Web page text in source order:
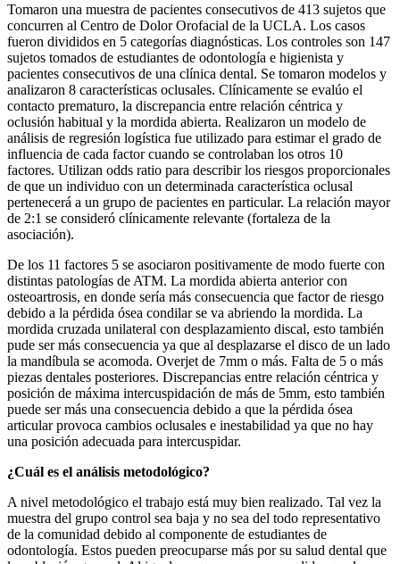
Tomaron una muestra de pacientes consecutivos de 413 sujetos que
concurren al Centro de Dolor Orofacial de la UCLA. Los casos
fueron divididos en 5 categorías diagnósticas. Los controles son 147
sujetos tomados de estudiantes de odontología e higienista y
pacientes consecutivos de una clínica dental. Se tomaron modelos y
analizaron 8 características oclusales. Clínicamente se evalúo el
contacto prematuro, la discrepancia entre relación céntrica y
oclusión habitual y la mordida abierta. Realizaron un modelo de
análisis de regresión logística fue utilizado para estimar el grado de
influencia de cada factor cuando se controlaban los otros 10
factores. Utilizan odds ratio para describir los riesgos proporcionales
de que un individuo con un determinada característica oclusal
pertenecerá a un grupo de pacientes en particular. La relación mayor
de 2:1 se consideró clínicamente relevante (fortaleza de la
asociación).
De los 11 factores 5 se asociaron positivamente de modo fuerte con
distintas patologías de ATM. La mordida abierta anterior con
osteoartrosis, en donde sería más consecuencia que factor de riesgo
debido a la pérdida ósea condilar se va abriendo la mordida. La
mordida cruzada unilateral con desplazamiento discal, esto también
pude ser más consecuencia ya que al desplazarse el disco de un lado
la mandíbula se acomoda. Overjet de 7mm o más. Falta de 5 o más
piezas dentales posteriores. Discrepancias entre relación céntrica y
posición de máxima intercuspidación de más de 5mm, esto también
puede ser más una consecuencia debido a que la pérdida ósea
articular provoca cambios oclusales e inestabilidad ya que no hay
una posición adecuada para intercuspidar.
¿Cuál es el análisis metodológico?
A nivel metodológico el trabajo está muy bien realizado. Tal vez la
muestra del grupo control sea baja y no sea del todo representativo
de la comunidad debido al componente de estudiantes de
odontología. Estos pueden preocuparse más por su salud dental que